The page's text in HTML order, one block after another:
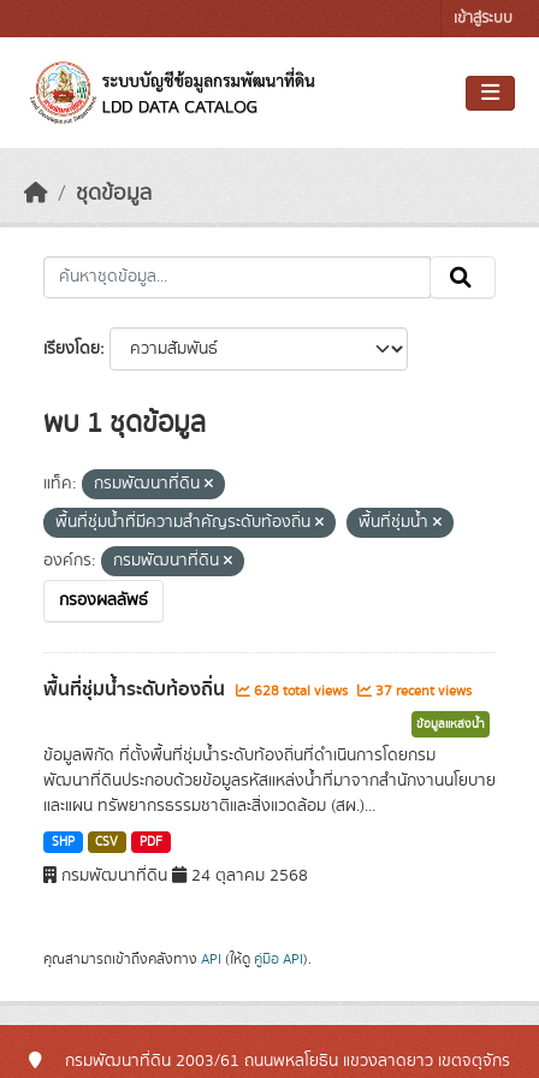
เข้าสู่ระบบ
ชุดข้อมูล
เรียงโดย
พบ 1 ชุดข้อมูล
แท็ค:
กรมพัฒนาที่ดิน
พื้นที่ชุ่มน้ำที่มีความสําคัญระดับท้องถิ่น
พื้นที่ชุ่มน้ำ
องค์กร:
กรมพัฒนาที่ดิน
กรองผลลัพธ์
พื้นที่ชุ่มน้ำระดับท้องถิ่น 628 total views 37 recent views
ข้อมูลแหล่งน้ำ
ข้อมูลพิกัด ที่ตั้งพื้นที่ชุ่มน้ำระดับท้องถิ่นที่ดำเนินการโดยกรม
พัฒนาที่ดินประกอบด้วยข้อมูลรหัสแหล่งน้ำที่มาจากสำนักงานนโยบาย
และแผน ทรัพยากรธรรมชาติและสิ่งแวดล้อม (สผ.)...
SHP CSV PDF
กรมพัฒนาที่ดิน 24 ตุลาคม 2568
คุณสามารถเข้าถึงคลังทาง API (ให้ดู คู่มือ API).
กรมพัฒนาที่ดิน 2003/61 ถนนพหลโยธิน แขวงลาดยาว เขตจตุจักร